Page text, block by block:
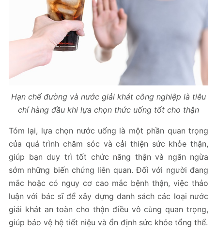
Hạn chế đường và nước giải khát công nghiệp là tiêu
chí hàng đầu khi lựa chọn thức uống tốt cho thận
Tóm lại, lựa chọn nước uống là một phần quan trọng
của quá trình chăm sóc và cải thiện sức khỏe thận,
giúp bạn duy trì tốt chức năng thận và ngăn ngừa
sớm những biến chứng liên quan. Đối với người đang
mắc hoặc có nguy cơ cao mắc bệnh thận, việc thảo
luận với bác sĩ để xây dựng danh sách các loại nước
giải khát an toàn cho thận điều vô cùng quan trọng,
giúp bảo vệ hệ tiết niệu và ổn định sức khỏe tổng thể.